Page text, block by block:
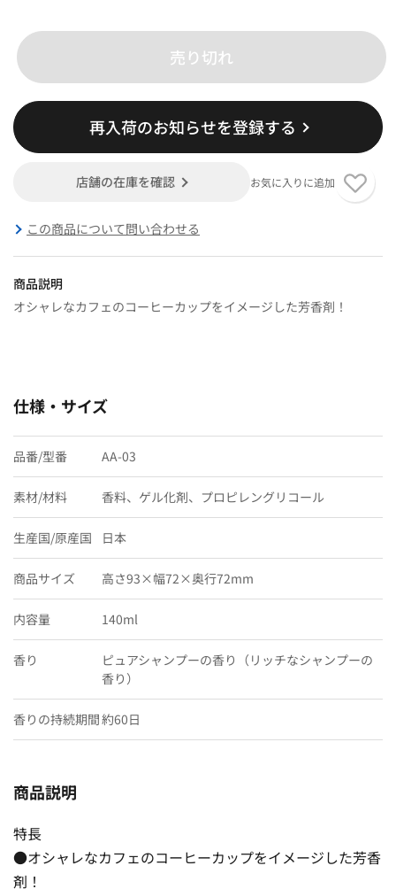
売り切れ
再入荷のお知らせを登録する
店舗の在庫を確認 お気に入りに追加
この商品について問い合わせる
商品説明
オシャレなカフェのコーヒーカップをイメージした芳香剤！
仕様・サイズ
品番/型番 AA-03
素材/材料 香料、ゲル化剤、プロピレングリコール
生産国/原産国 日本
商品サイズ 高さ93×幅72×奥行72mm
内容量 140ml
香り
ピュアシャンプーの香り（リッチなシャンプーの
香り）
香りの持続期間約60日
商品説明
特長
●オシャレなカフェのコーヒーカップをイメージした芳香
剤！